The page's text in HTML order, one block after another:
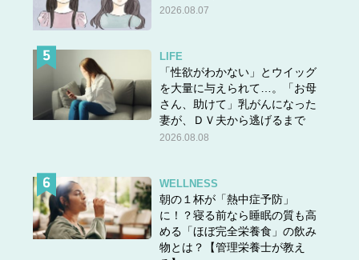
2026.08.07
LIFE
「性欲がわかない」とウイッグ
を大量に与えられて…。「お母
さん、助けて」乳がんになった
妻が、ＤＶ夫から逃げるまで
2026.08.08
WELLNESS
朝の１杯が「熱中症予防」
に！？寝る前なら睡眠の質も高
める「ほぼ完全栄養食」の飲み
物とは？【管理栄養士が教え